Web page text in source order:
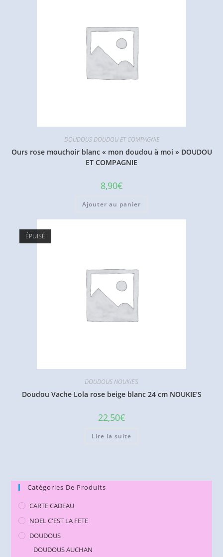
DOUDOUS DOUDOU ET COMPAGNIE
Ours rose mouchoir blanc « mon doudou à moi » DOUDOU
ET COMPAGNIE
8,90€
Ajouter au panier
ÉPUISÉ
DOUDOUS NOUKIE'S
Doudou Vache Lola rose beige blanc 24 cm NOUKIE’S
22,50€
Lire la suite
Catégories De Produits
CARTE CADEAU
NOEL C'EST LA FETE
DOUDOUS
DOUDOUS AUCHAN